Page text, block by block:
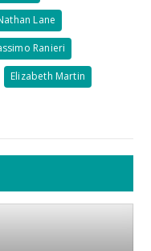
Lane
Ranieri
Elizabeth Martin